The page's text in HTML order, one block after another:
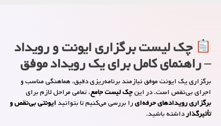
چک لیست برگزاری ایونت و رویداد
– راهنمای کامل برای یک رویداد موفق
برگزاری یک ایونت موفق نیازمند برنامه‌ریزی دقیق، هماهنگی مناسب و
اجرای بی‌نقص است. در اینچک لیست جامع، تمامی مراحل لازم برای
برگزاری رویدادهای حرفه‌ایرا بررسی می‌کنیم تا بتوانیدایونتی بی‌نقص و
تأثیرگذارداشته باشید.